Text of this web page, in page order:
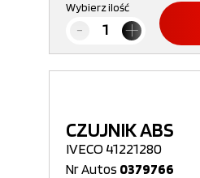
Wybierz ilość
CZUJNIK ABS
IVECO 41221280
Nr Autos 0379766